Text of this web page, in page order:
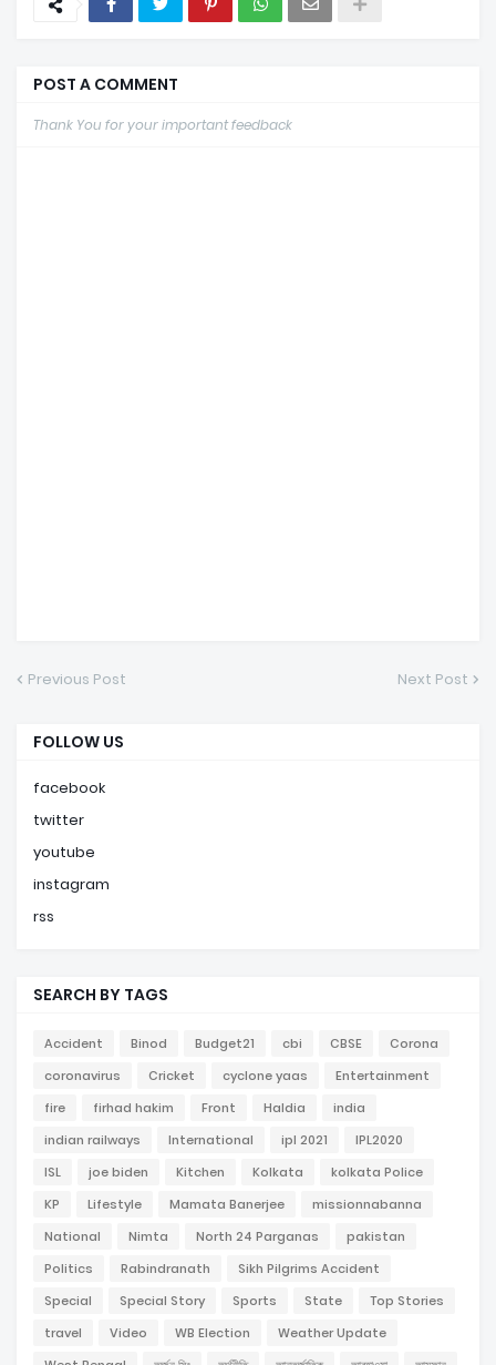
POST A COMMENT
Thank You for your important feedback
Previous Post Next Post
FOLLOW US
facebook
twitter
youtube
instagram
rss
SEARCH BY TAGS
Accident Binod Budget21 cbi CBSE
Corona
coronavirus
Cricket cyclone yaas
Entertainment
fire
firhad hakim Front Haldia
india
indian railways
International ipl 2021
IPL2020
ISL
joe biden Kitchen Kolkata
kolkata Police
KP
Lifestyle Mamata Banerjee
missionnabanna
National
Nimta North 24 Parganas
pakistan
Politics
Rabindranath
Sikh Pilgrims Accident
Special
Special Story Sports State
Top Stories
travel
Video WB Election
Weather Update